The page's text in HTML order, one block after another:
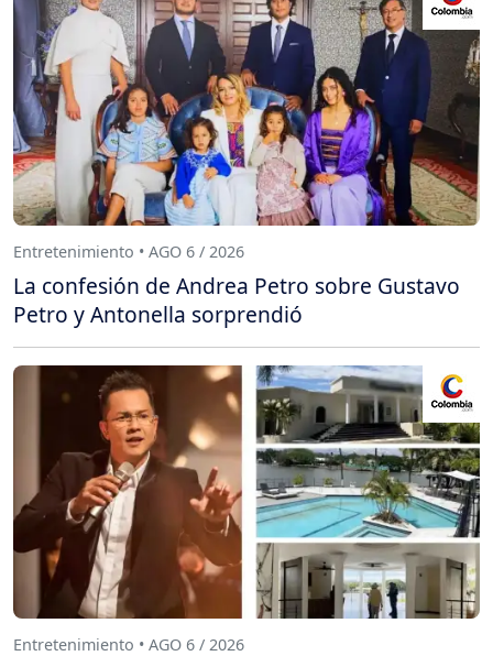
Entretenimiento • AGO 6 / 2026
La confesión de Andrea Petro sobre Gustavo
Petro y Antonella sorprendió
Entretenimiento • AGO 6 / 2026